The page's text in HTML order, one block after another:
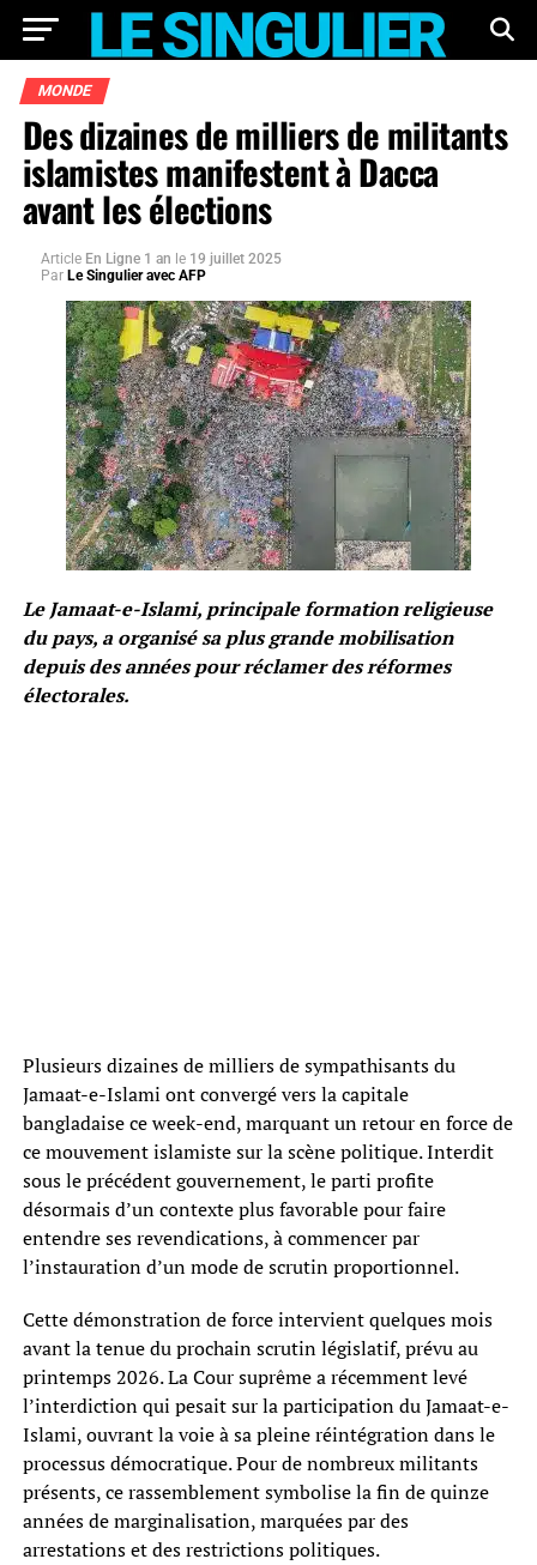
MONDE
Des dizaines de milliers de militants
islamistes manifestent à Dacca
avant les élections
Article En Ligne 1 an le 19 juillet 2025
Par Le Singulier avec AFP
Le Jamaat-e-Islami, principale formation religieuse
du pays, a organisé sa plus grande mobilisation
depuis des années pour réclamer des réformes
électorales.
Plusieurs dizaines de milliers de sympathisants du
Jamaat-e-Islami ont convergé vers la capitale
bangladaise ce week-end, marquant un retour en force de
ce mouvement islamiste sur la scène politique. Interdit
sous le précédent gouvernement, le parti profite
désormais d’un contexte plus favorable pour faire
entendre ses revendications, à commencer par
l’instauration d’un mode de scrutin proportionnel.
Cette démonstration de force intervient quelques mois
avant la tenue du prochain scrutin législatif, prévu au
printemps 2026. La Cour suprême a récemment levé
l’interdiction qui pesait sur la participation du Jamaat-e-
Islami, ouvrant la voie à sa pleine réintégration dans le
processus démocratique. Pour de nombreux militants
présents, ce rassemblement symbolise la fin de quinze
années de marginalisation, marquées par des
arrestations et des restrictions politiques.